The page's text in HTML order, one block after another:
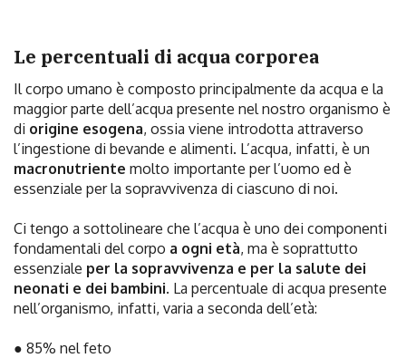
Le percentuali di acqua corporea
Il corpo umano è composto principalmente da acqua e la
maggior parte dell’acqua presente nel nostro organismo è
di origine esogena, ossia viene introdotta attraverso
l’ingestione di bevande e alimenti. L’acqua, infatti, è un
macronutriente molto importante per l’uomo ed è
essenziale per la sopravvivenza di ciascuno di noi.
Ci tengo a sottolineare che l’acqua è uno dei componenti
fondamentali del corpo a ogni età, ma è soprattutto
essenziale per la sopravvivenza e per la salute dei
neonati e dei bambini. La percentuale di acqua presente
nell’organismo, infatti, varia a seconda dell’età:
● 85% nel feto